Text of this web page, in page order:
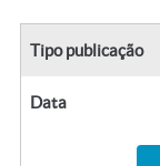
Tipo publicação
Data